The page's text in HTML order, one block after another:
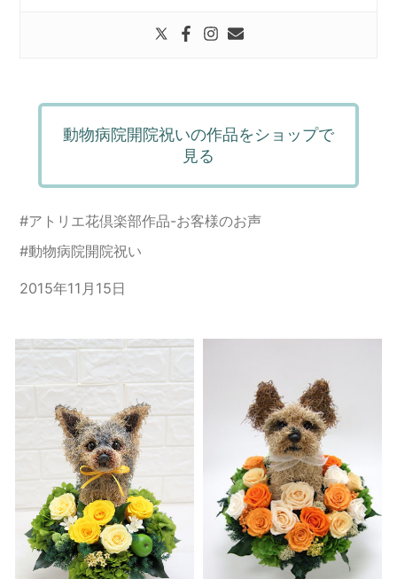
動物病院開院祝いの作品をショップで
見る
#アトリエ花倶楽部作品-お客様のお声
#動物病院開院祝い
2015年11月15日